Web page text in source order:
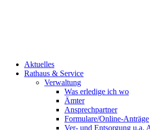
Aktuelles
Rathaus & Service
Verwaltung
Was erledige ich wo
Ämter
Ansprechpartner
Formulare/Online-Anträge
Ver- und Entsorgung u.a.